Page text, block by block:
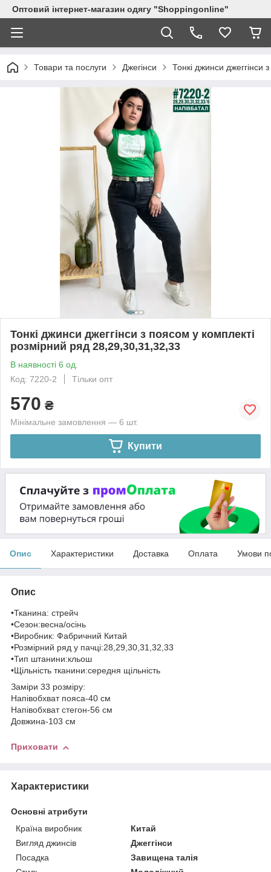
Оптовий інтернет-магазин одягу "Shoppingonline"
Товари та послуги Джегінси Тонкі джинси
Тонкі джинси джеггінси з поясом у комплекті
розмірний ряд 28,29,30,31,32,33
В наявності 6 од.
Код: 7220-2
Тільки опт
570 ₴
Мінімальне замовлення — 6 шт.
Купити
Опис Характеристики Доставка Оплата Умови
Опис
•Тканина: стрейч
•Сезон:весна/осінь
•Виробник: Фабричний Китай
•Розмірний ряд у пачці:28,29,30,31,32,33
•Тип штанини:кльош
•Щільність тканини:середня щільність
Заміри 33 розміру:
Напівобхват пояса-40 см
Напівобхват стегон-56 см
Довжина-103 см
Приховати
Характеристики
Основні атрибути
Країна виробник
Китай
Вигляд джинсів
Джеггінси
Посадка
Завищена талія